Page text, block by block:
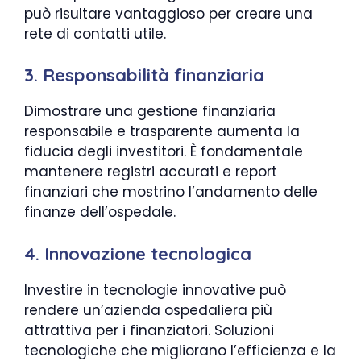
può risultare vantaggioso per creare una
rete di contatti utile.
3. Responsabilità finanziaria
Dimostrare una gestione finanziaria
responsabile e trasparente aumenta la
fiducia degli investitori. È fondamentale
mantenere registri accurati e report
finanziari che mostrino l’andamento delle
finanze dell’ospedale.
4. Innovazione tecnologica
Investire in tecnologie innovative può
rendere un’azienda ospedaliera più
attrattiva per i finanziatori. Soluzioni
tecnologiche che migliorano l’efficienza e la